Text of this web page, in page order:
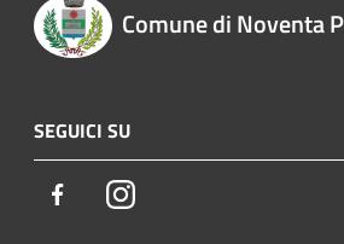
Comune di Noventa
SEGUICI SU
FacebookInstagram